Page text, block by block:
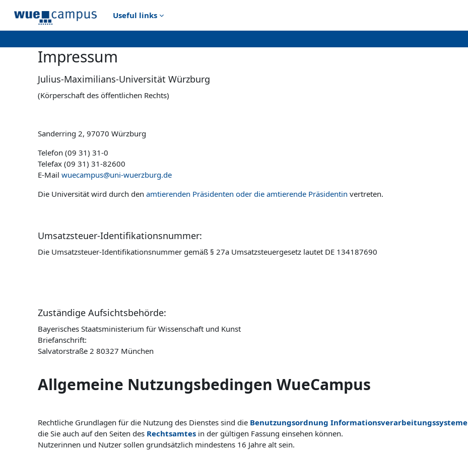
Useful links
Impressum
Julius-Maximilians-Universität Würzburg
(Körperschaft des öffentlichen Rechts)
Sanderring 2, 97070 Würzburg
Telefon (09 31) 31-0
Telefax (09 31) 31-82600
E-Mail wuecampus@uni-wuerzburg.de
Die Universität wird durch den amtierenden Präsidenten oder die amtierende Präsidentin vertreten.
Umsatzsteuer-Identifikationsnummer:
Die Umsatzsteuer-Identifikationsnummer gemäß § 27a Umsatzsteuergesetz lautet DE 134187690
Zuständige Aufsichtsbehörde:
Bayerisches Staatsministerium für Wissenschaft und Kunst
Briefanschrift:
Salvatorstraße 2 80327 München
Allgemeine Nutzungsbedingen WueCampus
Rechtliche Grundlagen für die Nutzung des Dienstes sind die Benutzungsordnung Informationsverarbeitungssysteme
die Sie auch auf den Seiten des Rechtsamtes in der gültigen Fassung einsehen können.
Nutzerinnen und Nutzer sollen grundsätzlich mindestens 16 Jahre alt sein.